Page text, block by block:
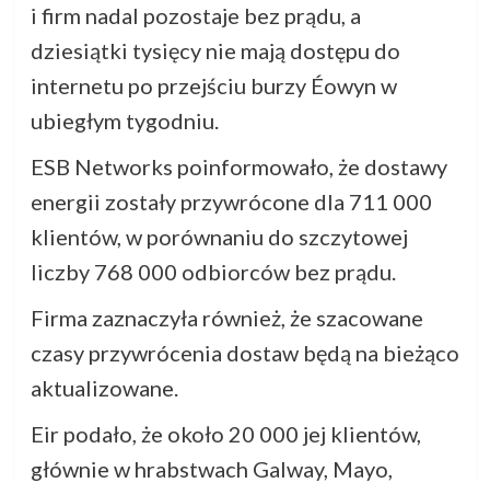
i firm nadal pozostaje bez prądu, a
dziesiątki tysięcy nie mają dostępu do
internetu po przejściu burzy Éowyn w
ubiegłym tygodniu.
ESB Networks poinformowało, że dostawy
energii zostały przywrócone dla 711 000
klientów, w porównaniu do szczytowej
liczby 768 000 odbiorców bez prądu.
Firma zaznaczyła również, że szacowane
czasy przywrócenia dostaw będą na bieżąco
aktualizowane.
Eir podało, że około 20 000 jej klientów,
głównie w hrabstwach Galway, Mayo,